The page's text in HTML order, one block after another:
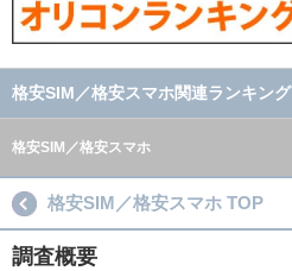
格安SIM／格安スマホ関連ランキング
格安SIM／格安スマホ
格安SIM／格安スマホ TOP
調査概要